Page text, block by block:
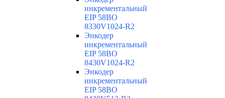
инкрементальный
EIP 58BO
8330V1024-R2
Энкодер
инкрементальный
EIP 58BO
8430V1024-R2
Энкодер
инкрементальный
EIP 58BO